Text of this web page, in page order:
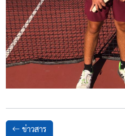
ข่าวสาร